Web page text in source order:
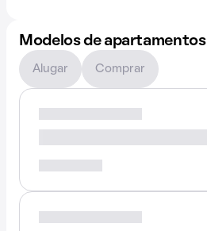
Modelos de apartamentos
Alugar Comprar